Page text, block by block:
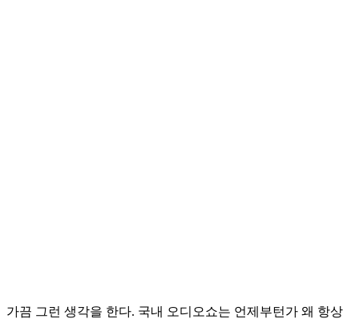
가끔 그런 생각을 한다. 국내 오디오쇼는 언제부턴가 왜 항상